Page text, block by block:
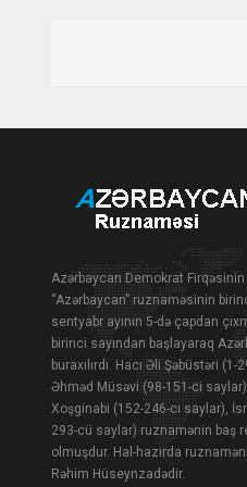
Azərbaycan Demokrat Firqəsinin
“Azərbaycan” ruznaməsinin
sentyabr ayının 5-də çapdan
birinci sayından başlayaraq
buraxılırdı. Hacı Əli Şəbüstəri
Əhməd Müsəvi (98-151-ci
Xoşginabi (152-246-cı saylar),
293-cü saylar) ruznamənin baş
olmuşdur. Hal-hazırda
Rəhim Hüseynzadədir.